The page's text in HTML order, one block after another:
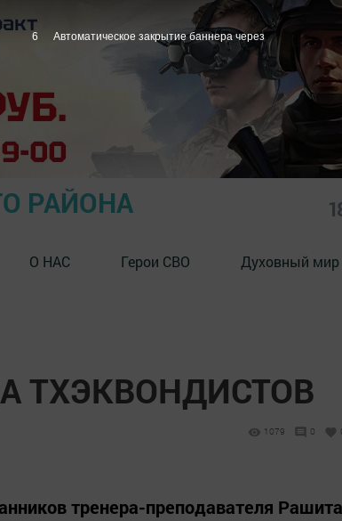
РАЙОНА
О НАС Герои СВО Духовный мир
ТХЭКВОНДИСТОВ
1079 0
тренера-преподавателя Рашита
5 Автоматическое закрытие баннера через